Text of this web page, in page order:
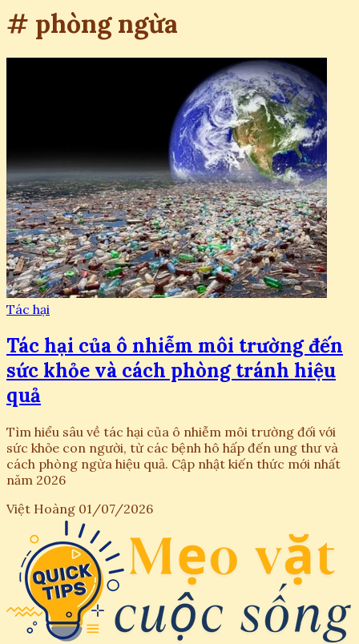
# phòng ngừa
Tác hại
Tác hại của ô nhiễm môi trường đến
sức khỏe và cách phòng tránh hiệu
quả
Tìm hiểu sâu về tác hại của ô nhiễm môi trường đối với
sức khỏe con người, từ các bệnh hô hấp đến ung thư và
cách phòng ngừa hiệu quả. Cập nhật kiến thức mới nhất
năm 2026
Việt Hoàng 01/07/2026